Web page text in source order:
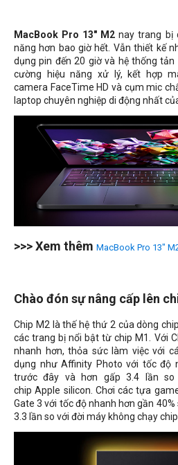
MacBook Pro 13" M2 nay trang bị
năng hơn bao giờ hết. Vẫn thiết kế
dụng pin đến 20 giờ và hệ thống
cường hiệu năng xử lý, kết hợp
camera FaceTime HD và cụm mic
laptop chuyên nghiệp di động nhất
>>> Xem thêm MacBook Pro 13"
Chào đón sự nâng cấp lên
Chip M2 là thế hệ thứ 2 của dòng
các trang bị nổi bật từ chip M1. Với
nhanh hơn, thỏa sức làm việc với
dụng như Affinity Photo với tốc độ
trước đây và hơn gấp 3.4 lần
chip Apple silicon. Chơi các tựa
Gate 3 với tốc độ nhanh hơn gần
3.3 lần so với đời máy không chạy